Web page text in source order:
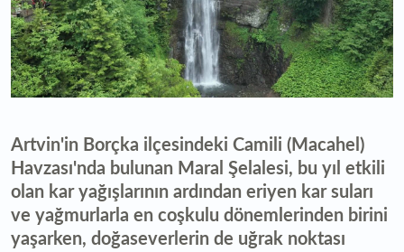
Artvin'in Borçka ilçesindeki Camili (Macahel)
Havzası'nda bulunan Maral Şelalesi, bu yıl etkili
olan kar yağışlarının ardından eriyen kar suları
ve yağmurlarla en coşkulu dönemlerinden birini
yaşarken, doğaseverlerin de uğrak noktası